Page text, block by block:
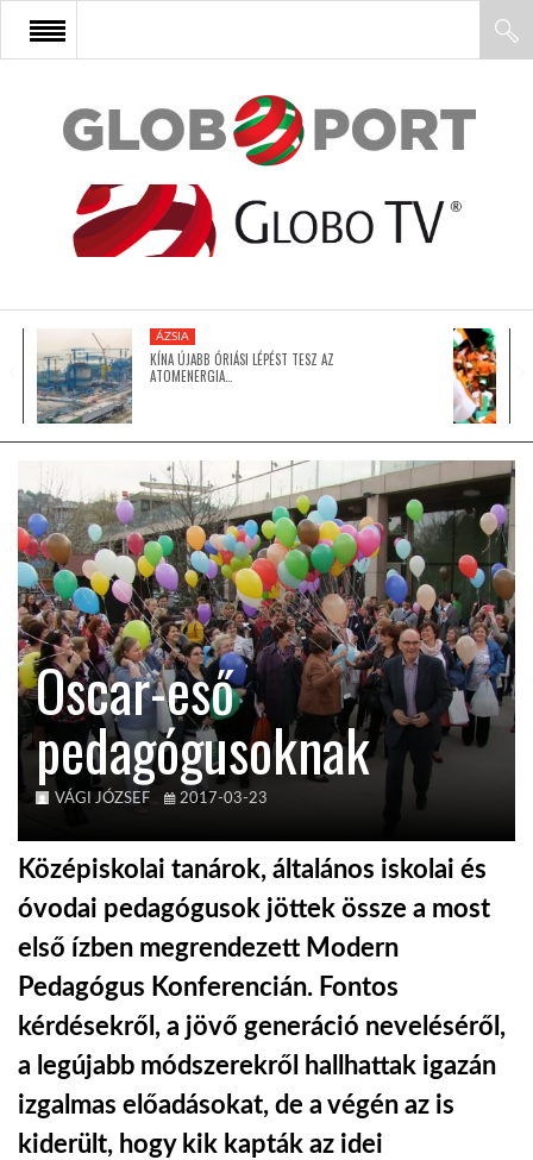
FŐOLDAL
AFRIKA
ÁZSIA
LATIN-AMERIKA
KÖZEL-KELET
AUSZTRÁLIA
A VILÁG ITTHON
HÍR3D
TROPICALMAGAZIN
ÁZSIA
KÍNA ÚJABB ÓRIÁSI LÉPÉST TESZ AZ
ATOMENERGIA…
Oscar-eső
pedagógusoknak
VÁGI JÓZSEF 2017-03-23
Középiskolai tanárok, általános iskolai és
óvodai pedagógusok jöttek össze a most
első ízben megrendezett Modern
Pedagógus Konferencián. Fontos
kérdésekről, a jövő generáció neveléséről,
a legújabb módszerekről hallhattak igazán
izgalmas előadásokat, de a végén az is
kiderült, hogy kik kapták az idei